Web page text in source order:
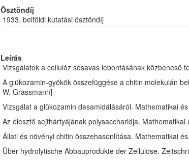
Ösztöndíj
1933. belföldi kutatási ösztöndíj
Leírás
Vizsgálatok a cellulóz sósavas lebontásának közbeneső
A glükozamin-gyökök összefüggése a chitin molekulán
W. Grassmann]
Vizsgálat a glükozamin desamidálásáról. Mathematikai
Az élesztő sejthártyájának polysaccharidja.
Állati és növényi chitin összehasonlítása. Mathematikai
Über hydrolytische Abbauprodukte der Zellulose.